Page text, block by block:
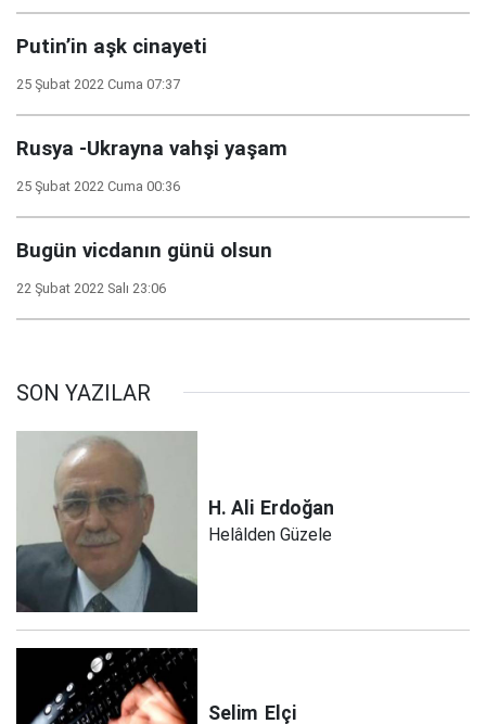
Putin’in aşk cinayeti
25 Şubat 2022 Cuma 07:37
Rusya -Ukrayna vahşi yaşam
25 Şubat 2022 Cuma 00:36
Bugün vicdanın günü olsun
22 Şubat 2022 Salı 23:06
SON YAZILAR
H. Ali Erdoğan
Helâlden Güzele
Selim Elçi